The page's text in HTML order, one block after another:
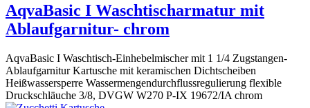
AqvaBasic I Waschtischarmatur mit
Ablaufgarnitur- chrom
AqvaBasic I Waschtisch-Einhebelmischer mit 1 1/4 Zugstangen-
Ablaufgarnitur Kartusche mit keramischen Dichtscheiben
Heißwassersperre Wassermengendurchflussregulierung flexible
Druckschläuche 3/8, DVGW W270 P-IX 19672/IA chrom